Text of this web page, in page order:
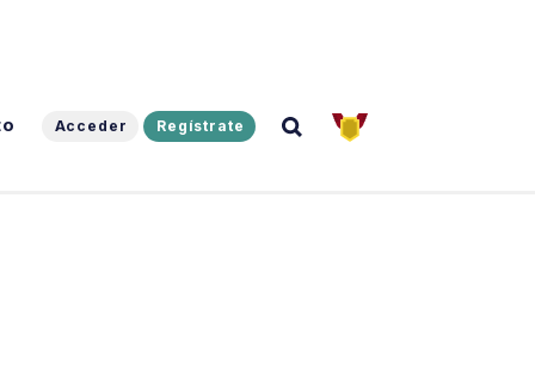
Acceder Regístrate